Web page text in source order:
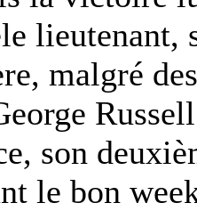
lieutenant,
malgré
son
le bon